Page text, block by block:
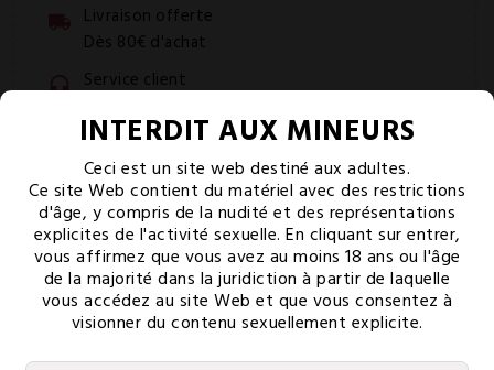
INTERDIT AUX MINEURS
Ceci est un site web destiné aux adultes.
Ce site Web contient du matériel avec des restrictions
d'âge, y compris de la nudité et des représentations
explicites de l'activité sexuelle. En cliquant sur entrer,
vous affirmez que vous avez au moins 18 ans ou l'âge
de la majorité dans la juridiction à partir de laquelle
vous accédez au site Web et que vous consentez à
visionner du contenu sexuellement explicite.
Livraison offerte
Dès 80€ d'achat
Service client
PAIEMENT SÉCURISÉ